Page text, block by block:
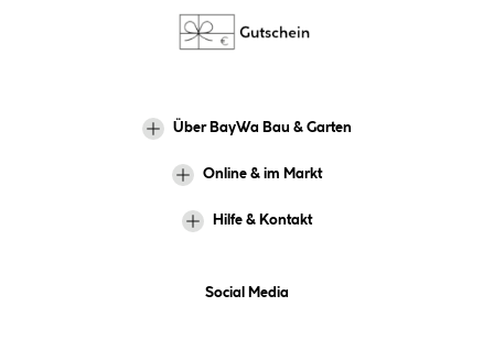
Über BayWa Bau & Garten
Online & im Markt
Hilfe & Kontakt
Social Media